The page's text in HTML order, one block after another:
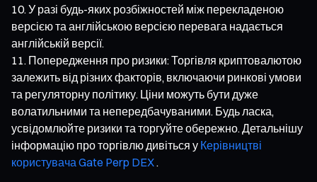
У разі будь-яких розбіжностей між перекладеною
версією та англійською версією перевага надається
англійській версії.
Попередження про ризики: Торгівля криптовалютою
залежить від різних факторів, включаючи ринкові умови
та регуляторну політику. Ціни можуть бути дуже
волатильними та непередбачуваними. Будь ласка,
усвідомлюйте ризики та торгуйте обережно. Детальнішу
інформацію про торгівлю дивіться у Керівництві
користувача Gate Perp DEX .